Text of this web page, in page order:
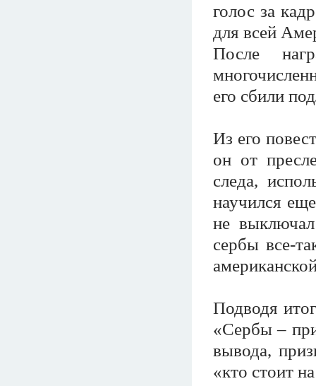
голос за
для всей
После
его сбили
Из его
он от
следа,
научился
не
сербы все-
Подводя
«Сербы –
вывода,
«кто стоит